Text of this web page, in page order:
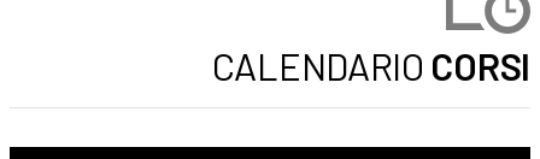
CALENDARIO CORSI